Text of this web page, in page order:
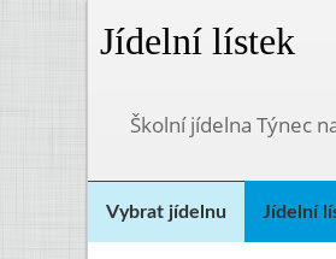
Jídelní lístek
Školní jídelna Týnec
Vybrat jídelnu Jídelní